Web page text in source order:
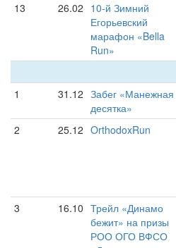
13 26.02 10-й Зимний
Егорьевский
марафон «Bella
Run»
1
31.12 Забег «Манежная
десятка»
2 25.12 OrthodoxRun
3 16.10 Трейл «Динамо
бежит» на призы
РОО ОГО ВФСО